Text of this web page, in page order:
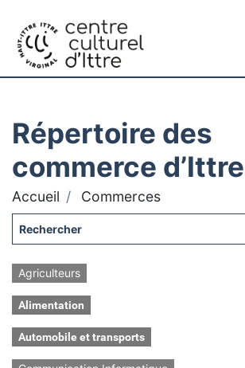
Répertoire des
commerce d’Ittre
Accueil Commerces
Agriculteurs
Alimentation
Automobile et transports